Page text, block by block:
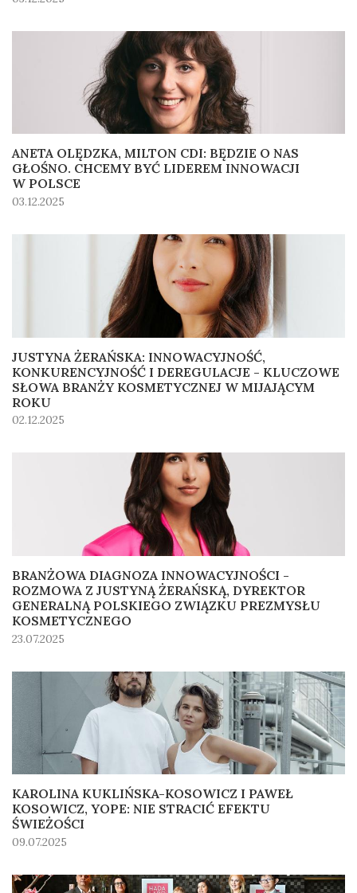
ANETA OLĘDZKA, MILTON CDI: BĘDZIE O NAS
GŁOŚNO. CHCEMY BYĆ LIDEREM INNOWACJI
W POLSCE
03.12.2025
JUSTYNA ŻERAŃSKA: INNOWACYJNOŚĆ,
KONKURENCYJNOŚĆ I DEREGULACJE - KLUCZOWE
SŁOWA BRANŻY KOSMETYCZNEJ W MIJAJĄCYM
ROKU
02.12.2025
BRANŻOWA DIAGNOZA INNOWACYJNOŚCI -
ROZMOWA Z JUSTYNĄ ŻERAŃSKĄ, DYREKTOR
GENERALNĄ POLSKIEGO ZWIĄZKU PREZMYSŁU
KOSMETYCZNEGO
23.07.2025
KAROLINA KUKLIŃSKA-KOSOWICZ I PAWEŁ
KOSOWICZ, YOPE: NIE STRACIĆ EFEKTU
ŚWIEŻOŚCI
09.07.2025